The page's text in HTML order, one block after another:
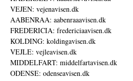
VEJEN: vejenavisen.dk
AABENRAA: aabenraaavisen.dk
FREDERICIA: fredericiaavisen.dk
KOLDING: koldingavisen.dk
VEJLE: vejleavisen.dk
MIDDELFART: middelfartavisen.dk
ODENSE: odenseavisen.dk